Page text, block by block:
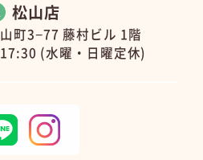
松山店
町3−77 藤村ビル 1階
(水曜・日曜定休)